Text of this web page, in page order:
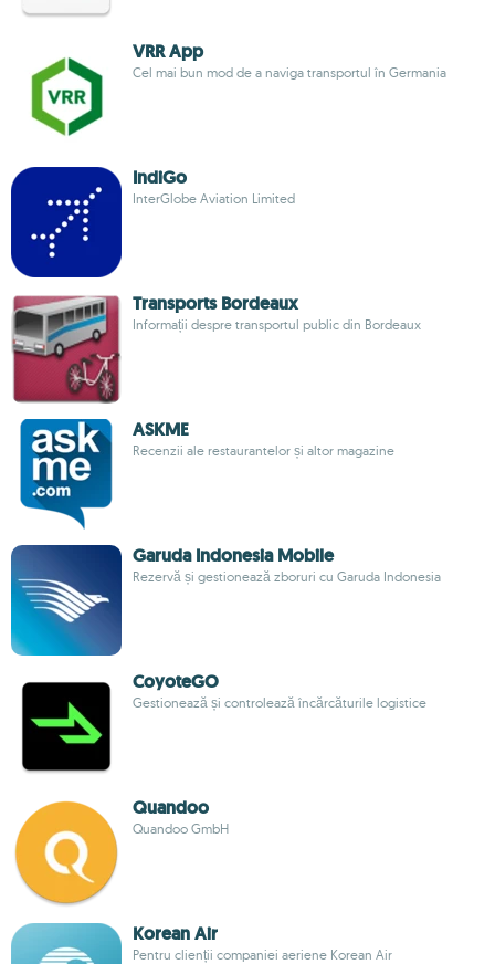
VRR App
Cel mai bun mod de a naviga transportul în Germania
IndiGo
InterGlobe Aviation Limited
Transports Bordeaux
Informații despre transportul public din Bordeaux
ASKME
Recenzii ale restaurantelor și altor magazine
Garuda Indonesia Mobile
Rezervă și gestionează zboruri cu Garuda Indonesia
CoyoteGO
Gestionează și controlează încărcăturile logistice
Quandoo
Quandoo GmbH
Korean Air
Pentru clienții companiei aeriene Korean Air